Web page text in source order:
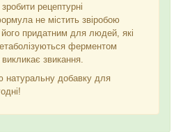
рецептурні
не містить звіробою
придатним для людей, які
ферментом
звикання.
натуральну добавку для